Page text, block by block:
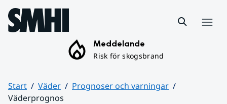
Hoppa till sidans innehåll
Meddelande
Risk för skogsbrand
Start Väder
Prognoser och varningar
Väderprognos